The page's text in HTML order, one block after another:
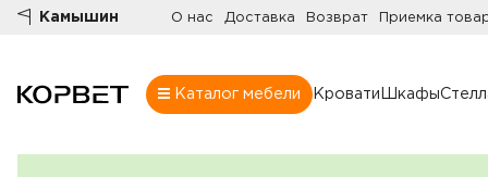
Камышин О нас Доставка Возврат Приемка
Каталог мебели Кровати Шкафы